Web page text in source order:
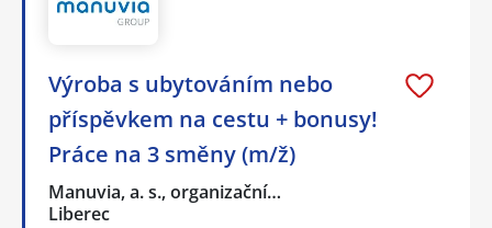
Výroba s ubytováním nebo
příspěvkem na cestu + bonusy!
Práce na 3 směny (m/ž)
Manuvia, a. s., organizační…
Liberec